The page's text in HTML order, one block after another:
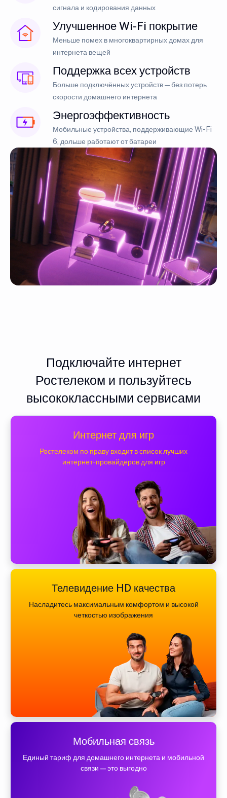
сигнала и кодирования данных
Улучшенное Wi-Fi покрытие
Меньше помех в многоквартирных домах для
интернета вещей
Поддержка всех устройств
Больше подключённых устройств — без потерь
скорости домашнего интернета
Энергоэффективность
Мобильные устройства, поддерживающие Wi-Fi
6, дольше работают от батареи
Подключайте интернет
Ростелеком и пользуйтесь
высококлассными сервисами
Интернет для игр
Ростелеком по праву входит в список лучших
интернет-провайдеров для игр
Телевидение HD качества
Насладитесь максимальным комфортом и высокой
четкостью изображения
Мобильная связь
Единый тариф для домашнего интернета и мобильной
связи — это выгодно